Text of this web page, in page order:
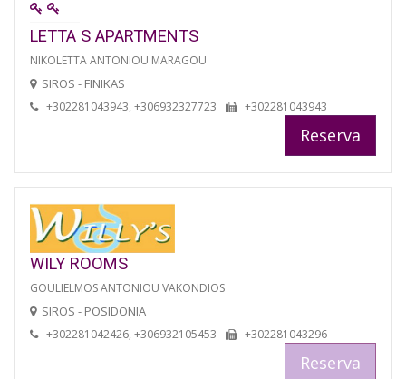
LETTA S APARTMENTS
NIKOLETTA ANTONIOU MARAGOU
SIROS - FINIKAS
+302281043943, +306932327723 +302281043943
Reserva
WILY ROOMS
GOULIELMOS ANTONIOU VAKONDIOS
SIROS - POSIDONIA
+302281042426, +306932105453 +302281043296
Reserva